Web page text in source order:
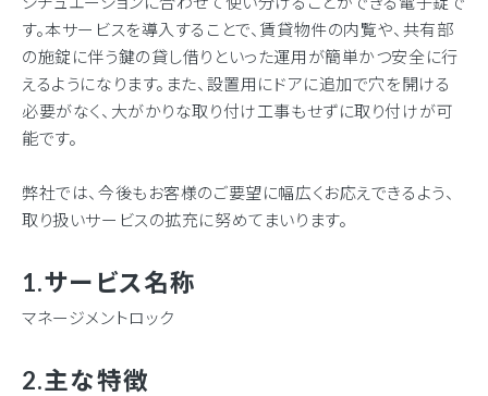
す。本サービスを導入することで、賃貸物件の内覧や、共有部
の施錠に伴う鍵の貸し借りといった運用が簡単かつ安全に行
えるようになります。また、設置用にドアに追加で穴を開ける
必要がなく、大がかりな取り付け工事もせずに取り付けが可
能です。
弊社では、今後もお客様のご要望に幅広くお応えできるよう、
取り扱いサービスの拡充に努めてまいります。
1.サービス名称
マネージメントロック
2.主な特徴